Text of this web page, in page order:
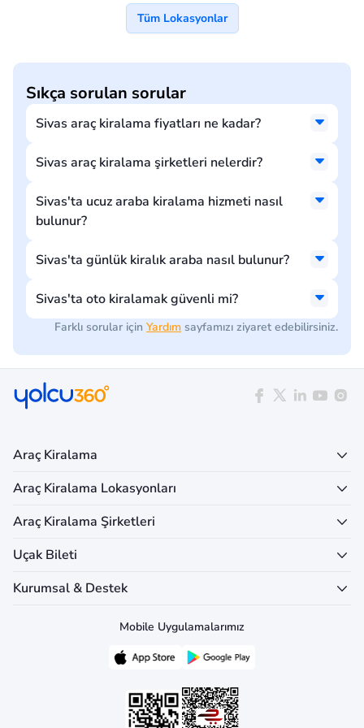
Tüm Lokasyonlar
Sıkça sorulan sorular
Sivas araç kiralama fiyatları ne kadar?
Sivas araç kiralama şirketleri nelerdir?
Sivas'ta ucuz araba kiralama hizmeti nasıl
bulunur?
Sivas'ta günlük kiralık araba nasıl bulunur?
Sivas'ta oto kiralamak güvenli mi?
Farklı sorular için Yardım sayfamızı ziyaret edebilirsiniz.
Araç Kiralama
Araç Kiralama Lokasyonları
Araç Kiralama Şirketleri
Uçak Bileti
Kurumsal & Destek
Mobile Uygulamalarımız